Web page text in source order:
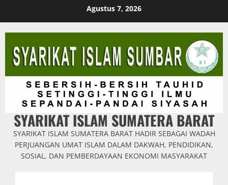
content
Agustus 7, 2026
SYARIKAT ISLAM SUMATERA BARAT
SYARIKAT ISLAM SUMATERA BARAT HADIR SEBAGAI WADAH
PERJUANGAN UMAT ISLAM DALAM DAKWAH, PENDIDIKAN,
SOSIAL, DAN PEMBERDAYAAN EKONOMI MASYARAKAT